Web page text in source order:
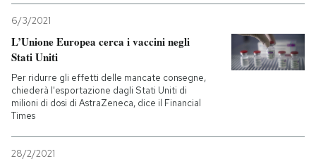
6/3/2021
L’Unione Europea cerca i vaccini negli
Stati Uniti
Per ridurre gli effetti delle mancate consegne,
chiederà l'esportazione dagli Stati Uniti di
milioni di dosi di AstraZeneca, dice il Financial
Times
28/2/2021